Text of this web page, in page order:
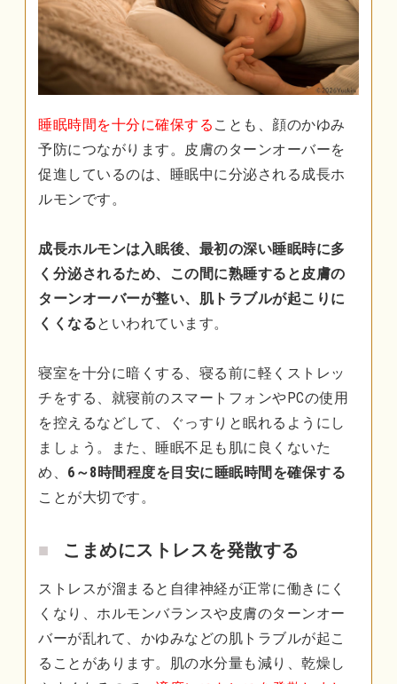
睡眠時間を十分に確保する ことも、顔のかゆみ
予防につながります。皮膚のターンオーバーを
促進しているのは、睡眠中に分泌される成長ホ
ルモンです。
成長ホルモンは入眠後、最初の深い睡眠時に多
く分泌されるため、この間に熟睡すると皮膚の
ターンオーバーが整い、肌トラブルが起こりに
くくなるといわれています。
寝室を十分に暗くする、寝る前に軽くストレッ
チをする、就寝前のスマートフォンやPCの使用
を控えるなどして、ぐっすりと眠れるようにし
ましょう。また、睡眠不足も肌に良くないた
め、 6～8時間程度を目安に睡眠時間を確保する
ことが大切です。
こまめにストレスを発散する
ストレスが溜まると自律神経が正常に働きにく
くなり、ホルモンバランスや皮膚のターンオー
バーが乱れて、かゆみなどの肌トラブルが起こ
ることがあります。肌の水分量も減り、乾燥し